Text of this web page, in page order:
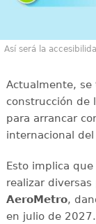
Así será la
Actualmente, se
construcción de
para arrancar
internacional
Esto implica
realizar
AeroMetro,
en julio de 2027.